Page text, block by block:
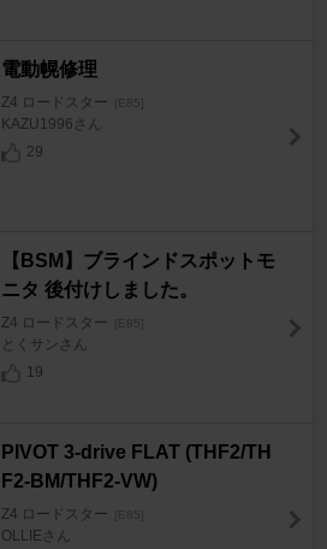
電動幌修理
Z4 ロードスター [E85]
KAZU1996さん
29
【BSM】ブラインドスポットモ
ニタ 後付けしました。
Z4 ロードスター [E85]
とくサンさん
19
PIVOT 3-drive FLAT (THF2/TH
F2-BM/THF2-VW)
Z4 ロードスター [E85]
OLLIEさん